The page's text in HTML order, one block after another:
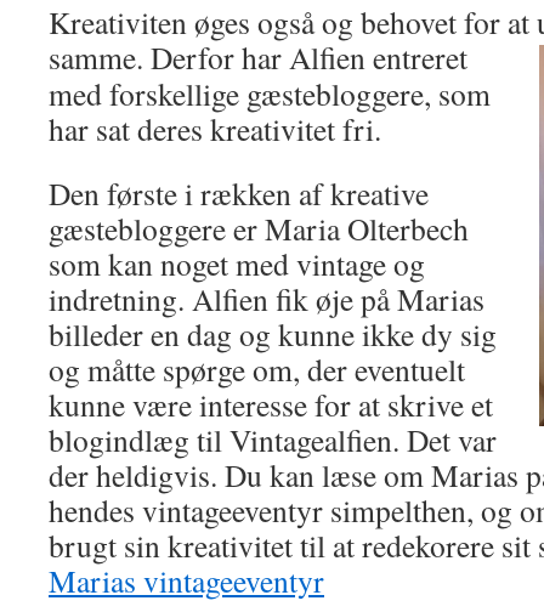
Kreativiten øges også og behovet for
samme. Derfor har Alfien entreret
med forskellige gæstebloggere, som
har sat deres kreativitet fri.
Den første i rækken af kreative
gæstebloggere er Maria Olterbech
som kan noget med vintage og
indretning. Alfien fik øje på Marias
billeder en dag og kunne ikke dy sig
og måtte spørge om, der eventuelt
kunne være interesse for at skrive et
blogindlæg til Vintagealfien. Det var
der heldigvis. Du kan læse om Marias
hendes vintageeventyr simpelthen, og
brugt sin kreativitet til at redekorere sit
Marias vintageeventyr